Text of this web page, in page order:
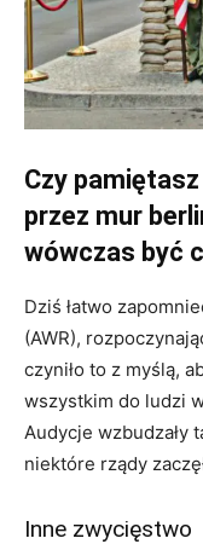
Czy
przez mur
wówczas być
Dziś łatwo
(AWR),
czyniło to z myślą,
wszystkim do ludzi
Audycje wzbudzały
niektóre rządy
Inne zwycięstwo